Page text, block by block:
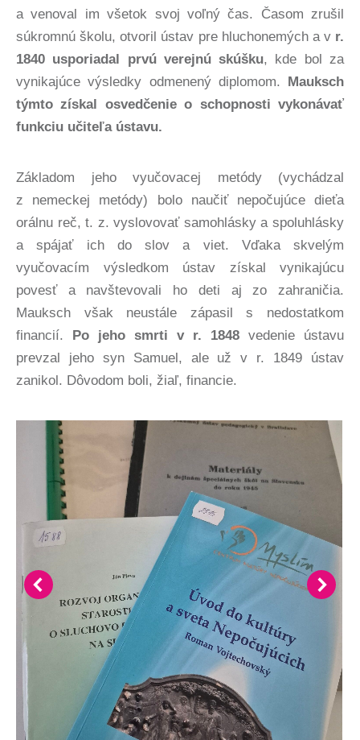
a venoval im všetok svoj voľný čas. Časom zrušil
súkromnú školu, otvoril ústav pre hluchonemých a v r.
1840 usporiadal prvú verejnú skúšku, kde bol za
vynikajúce výsledky odmenený diplomom. Mauksch
týmto získal osvedčenie o schopnosti vykonávať
funkciu učiteľa ústavu.
Základom jeho vyučovacej metódy (vychádzal
z nemeckej metódy) bolo naučiť nepočujúce dieťa
orálnu reč, t. z. vyslovovať samohlásky a spoluhlásky
a spájať ich do slov a viet. Vďaka skvelým
vyučovacím výsledkom ústav získal vynikajúcu
povesť a navštevovali ho deti aj zo zahraničia.
Mauksch však neustále zápasil s nedostatkom
financií. Po jeho smrti v r. 1848 vedenie ústavu
prevzal jeho syn Samuel, ale už v r. 1849 ústav
zanikol. Dôvodom boli, žiaľ, financie.